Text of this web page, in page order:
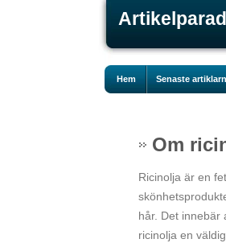
Hem Senaste
Om
Ricinolja är en
hår. Det innebär
ricinolja en